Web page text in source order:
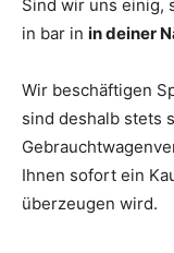
Sind wir uns einig,
in bar in indeiner
Wir beschäftigen
sind deshalb stets
Ihnen sofort ein
überzeugen wird.